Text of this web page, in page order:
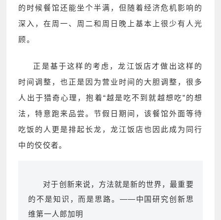
的时候餐馆还能坐个半满，但随着经济危机影响的
深入，在周一、周二和周日晚上基本上很少有人光
顾。
正是基于这样的考虑，龙江饭店才做出这样的
时间调整，也正是因为营业时间的大胆调整，很多
人出于猎奇心理，抱着“越是吃不到就越想吃”的想
法，特意跑来品尝。节假日期间，该餐馆外面等待
吃饭的人更是排起长龙，龙江饭店也因此成为同行
中的佼佼者。
对于创新来说，方法就是新的世界，最重要
的不是知识，而是思路。——中国研究创新思
维第一人郎加明